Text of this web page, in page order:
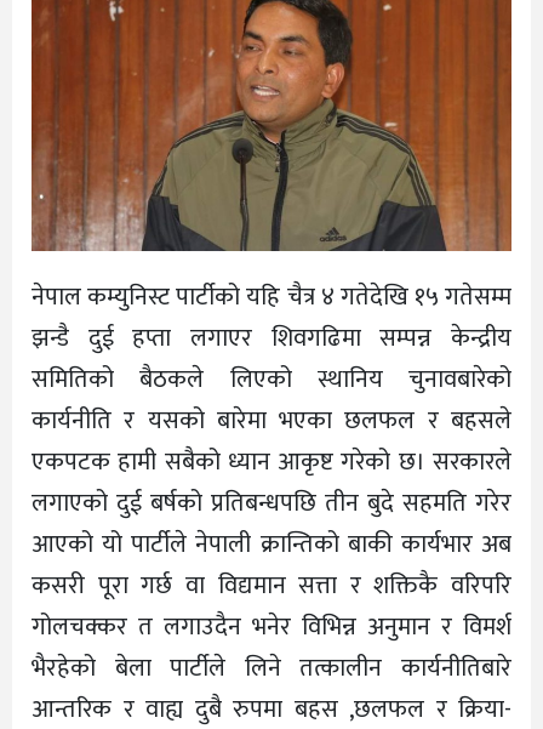
नेपाल कम्युनिस्ट पार्टीको यहि चैत्र ४ गतेदेखि १५ गतेसम्म
झन्डै दुई हप्ता लगाएर शिवगढिमा सम्पन्न केन्द्रीय
समितिको बैठकले लिएको स्थानिय चुनावबारेको
कार्यनीति र यसको बारेमा भएका छलफल र बहसले
एकपटक हामी सबैको ध्यान आकृष्ट गरेको छ। सरकारले
लगाएको दुई बर्षको प्रतिबन्धपछि तीन बुदे सहमति गरेर
आएको यो पार्टीले नेपाली क्रान्तिको बाकी कार्यभार अब
कसरी पूरा गर्छ वा विद्यमान सत्ता र शक्तिकै वरिपरि
गोलचक्कर त लगाउदैन भनेर विभिन्न अनुमान र विमर्श
भैरहेको बेला पार्टीले लिने तत्कालीन कार्यनीतिबारे
आन्तरिक र वाह्य दुबै रुपमा बहस ,छलफल र क्रिया-